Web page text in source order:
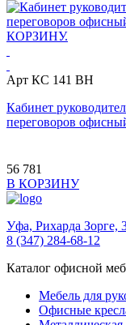
Арт КС 141 ВН
Кабинет
переговоров
56 781
В КОРЗИНУ
Уфа, Рихарда Зорге,
8 (347) 284-68-12
Каталог офисной
Мебель для
Офисные